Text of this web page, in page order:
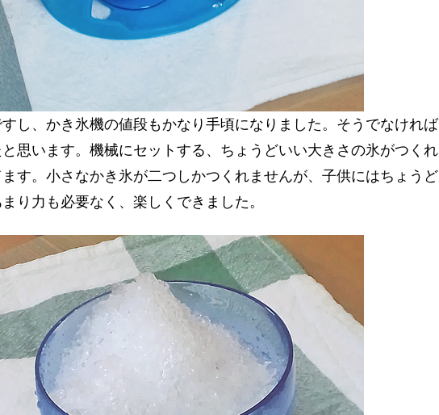
し、かき氷機の値段もかなり手頃になりました。そうでなければ
思います。機械にセットする、ちょうどいい大きさの氷がつくれ
す。小さなかき氷が二つしかつくれませんが、子供にはちょうど
り力も必要なく、楽しくできました。